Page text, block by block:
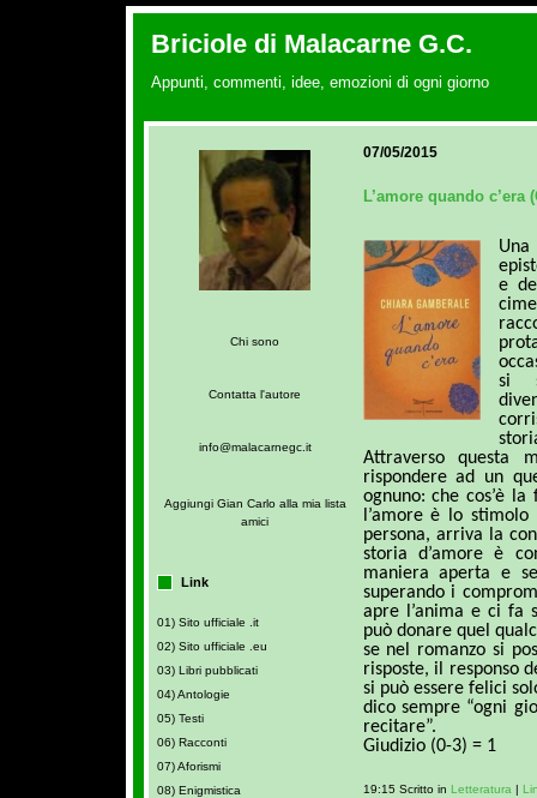
Briciole di Malacarne G.C.
Appunti, commenti, idee, emozioni di ogni giorno
Chi sono
Contatta l'autore
info@malacarnegc.it
Aggiungi Gian Carlo alla mia lista
amici
Link
01) Sito ufficiale .it
02) Sito ufficiale .eu
03) Libri pubblicati
04) Antologie
05) Testi
06) Racconti
07) Aforismi
08) Enigmistica
07/05/2015
L’amore quando c’era
e
si
Attraverso questa
rispondere ad un
ognuno: che cos’è
l’amore è lo
persona, arriva la
storia d’amore è
maniera aperta e
superando i
apre l’anima e ci fa
può donare quel
se nel romanzo si
risposte, il responso
si può essere felici
dico sempre “ogni
recitare”.
Giudizio (0-3) = 1
19:15 Scritto in Letteratura |